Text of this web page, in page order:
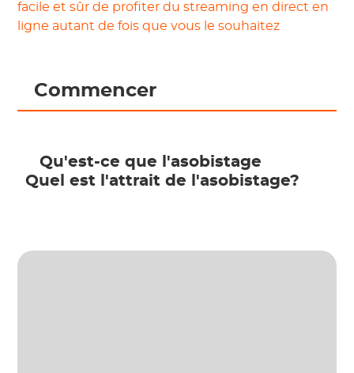
facile et sûr de profiter du streaming en direct en
ligne autant de fois que vous le souhaitez
Commencer
Quel est l'attrait de l'asobistage?